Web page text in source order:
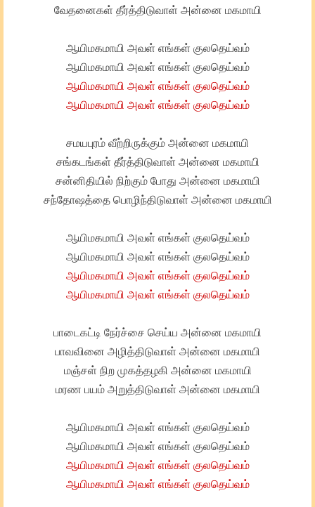
வேதனைகள் தீர்த்திடுவாள் அன்னை மகமாயி
ஆயிமகமாயி அவள் எங்கள் குலதெய்வம்
ஆயிமகமாயி அவள் எங்கள் குலதெய்வம்
ஆயிமகமாயி அவள் எங்கள் குலதெய்வம்
ஆயிமகமாயி அவள் எங்கள் குலதெய்வம்
சமயபுரம் வீற்றிருக்கும் அன்னை மகமாயி
சங்கடங்கள் தீர்த்திடுவாள் அன்னை மகமாயி
சன்னிதியில் நிற்கும் போது அன்னை மகமாயி
சந்தோஷத்தை பொழிந்திடுவாள் அன்னை மகமாயி
ஆயிமகமாயி அவள் எங்கள் குலதெய்வம்
ஆயிமகமாயி அவள் எங்கள் குலதெய்வம்
ஆயிமகமாயி அவள் எங்கள் குலதெய்வம்
ஆயிமகமாயி அவள் எங்கள் குலதெய்வம்
பாடைகட்டி நேர்ச்சை செய்ய அன்னை மகமாயி
பாவவினை அழித்திடுவாள் அன்னை மகமாயி
மஞ்சள் நிற முகத்தழகி அன்னை மகமாயி
மரண பயம் அறுத்திடுவாள் அன்னை மகமாயி
ஆயிமகமாயி அவள் எங்கள் குலதெய்வம்
ஆயிமகமாயி அவள் எங்கள் குலதெய்வம்
ஆயிமகமாயி அவள் எங்கள் குலதெய்வம்
ஆயிமகமாயி அவள் எங்கள் குலதெய்வம்